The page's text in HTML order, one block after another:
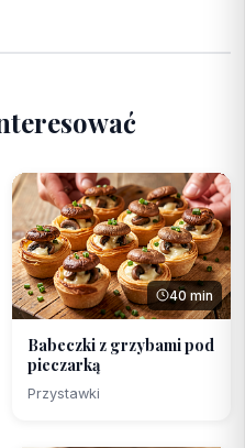
40 min
Babeczki z grzybami pod
pieczarką
Przystawki